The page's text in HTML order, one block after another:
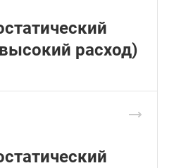
расход)